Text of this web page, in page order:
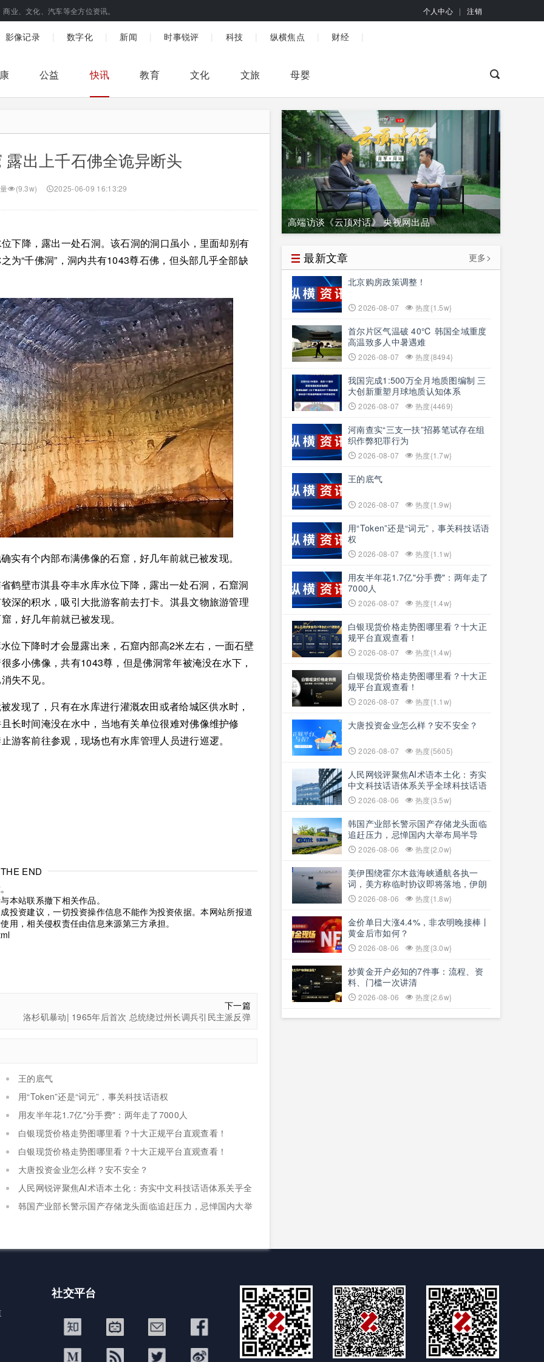
业、文化、汽车等全方位资讯。 个人中心 | 注销
影像记录 数字化 新闻 时事锐评 科技 纵横焦点 财经
公益 快讯 教育 文化 文旅 母婴
出上千石佛全诡异断头
(9.3w) 2025-06-09 16:13:29
下降，露出一处石洞。该石洞的洞口虽小，里面却别有
为“千佛洞”，洞内共有1043尊石佛，但头部几乎全部缺
实有个内部布满佛像的石窟，好几年前就已被发现。
鹤壁市淇县夺丰水库水位下降，露出一处石洞，石窟洞
深的积水，吸引大批游客前去打卡。淇县文物旅游管理
，好几年前就已被发现。
位下降时才会显露出来，石窟内部高2米左右，一面石壁
多小佛像，共有1043尊，但是佛洞常年被淹没在水下，
失不见。
发现了，只有在水库进行灌溉农田或者给城区供水时，
长时间淹没在水中，当地有关单位很难对佛像维护修
游客前往参观，现场也有水库管理人员进行巡逻。
THE END
本站联系撤下相关作品。
投资建议，一切投资操作信息不能作为投资依据。本网站所报道
用，相关侵权责任由信息来源第三方承担。
下一篇
洛杉矶暴动| 1965年后首次 总统绕过州长调兵引民主派反弹
王的底气
用“Token”还是“词元”，事关科技话语权
用友半年花1.7亿"分手费"：两年走了7000人
白银现货价格走势图哪里看？十大正规平台直观查看！
白银现货价格走势图哪里看？十大正规平台直观查看！
大唐投资金业怎么样？安不安全？
人民网锐评聚焦AI术语本土化：夯实中文科技话语体系关乎全
球科技话语权争夺
韩国产业部长警示国产存储龙头面临追赶压力，忌惮国内大举
高端访谈《云顶对话》 央视网出品
最新文章
更多>
北京购房政策调整！
2026-08-07 热度{1.5w}
首尔片区气温破 40℃ 韩国全域重度
高温致多人中暑遇难
2026-08-07 热度{8494}
我国完成1:500万全月地质图编制 三
大创新重塑月球地质认知体系
2026-08-07 热度{4469}
河南查实“三支一扶”招募笔试存在组
织作弊犯罪行为
2026-08-07 热度{1.7w}
王的底气
2026-08-07 热度{1.9w}
用“Token”还是“词元”，事关科技话语
权
2026-08-07 热度{1.1w}
用友半年花1.7亿"分手费"：两年走了
7000人
2026-08-07 热度{1.4w}
白银现货价格走势图哪里看？十大正
规平台直观查看！
2026-08-07 热度{1.4w}
白银现货价格走势图哪里看？十大正
规平台直观查看！
2026-08-07 热度{1.1w}
大唐投资金业怎么样？安不安全？
2026-08-07 热度{5605}
人民网锐评聚焦AI术语本土化：夯实
中文科技话语体系关乎全球科技话语
权争夺
2026-08-06 热度{3.5w}
韩国产业部长警示国产存储龙头面临
追赶压力，忌惮国内大举布局半导
体，呼吁加码本土资本投入避免优势
流失
2026-08-06 热度{2.0w}
美伊围绕霍尔木兹海峡通航各执一
词，美方称临时协议即将落地，伊朗
坚称仅与阿曼双边磋商、通航恢复取
决于美方态度
2026-08-06 热度{1.8w}
金价单日大涨4.4%，非农明晚接棒丨
黄金后市如何？
2026-08-06 热度{3.0w}
炒黄金开户必知的7件事：流程、资
料、门槛一次讲清
2026-08-06 热度{2.6w}
社交平台